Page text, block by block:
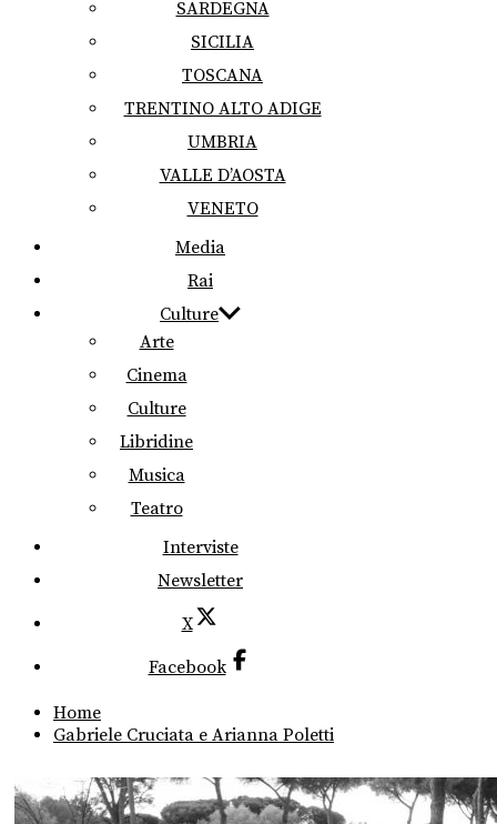
SARDEGNA
SICILIA
TOSCANA
TRENTINO ALTO ADIGE
UMBRIA
VALLE D’AOSTA
VENETO
Media
Rai
Culture
Arte
Cinema
Culture
Libridine
Musica
Teatro
Interviste
Newsletter
X
Facebook
Home
Gabriele Cruciata e Arianna Poletti